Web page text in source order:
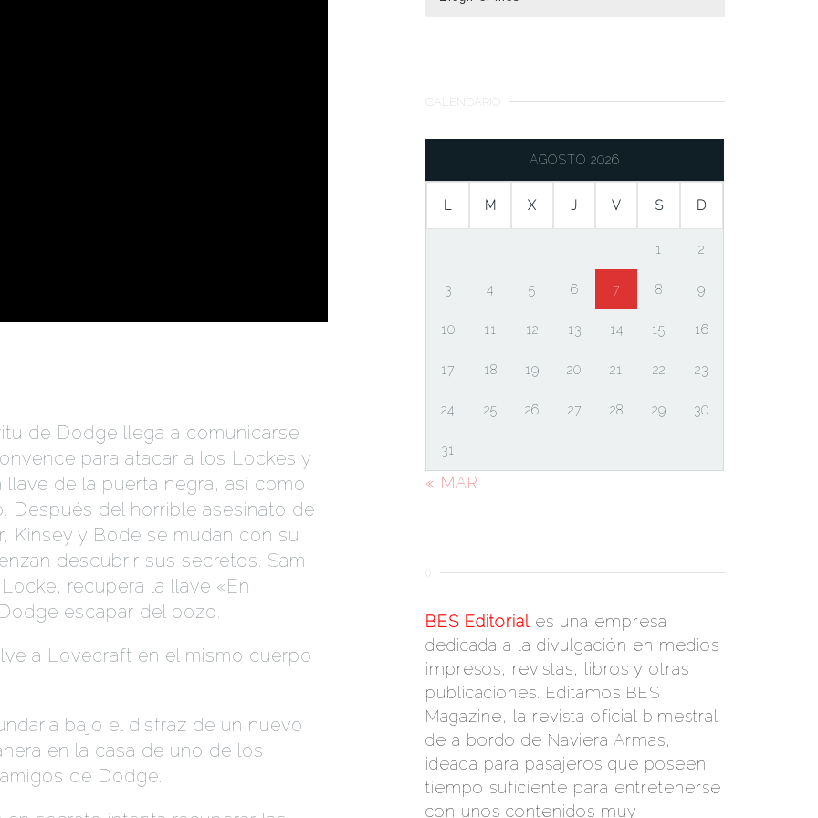
de Dodge llega a comunicarse
para atacar a los Lockes y
de la puerta negra, así como
Después del horrible asesinato de
Kinsey y Bode se mudan con su
descubrir sus secretos. Sam
recupera la llave «En
escapar del pozo.
a Lovecraft en el mismo cuerpo
bajo el disfraz de un nuevo
en la casa de uno de los
de Dodge.
CALENDARIO
AGOSTO 2026
M X J V S D
1 2
3 4 5 6 7 8 9
10 11 12 13 14 15 16
17 18 19 20 21 22 23
24 25 26 27 28 29 30
31
« MAR
BES Editorial es una empresa
dedicada a la divulgación en medios
impresos, revistas, libros y otras
publicaciones. Editamos BES
Magazine, la revista oficial bimestral
de a bordo de Naviera Armas,
ideada para pasajeros que poseen
tiempo suficiente para entretenerse
con unos contenidos muy